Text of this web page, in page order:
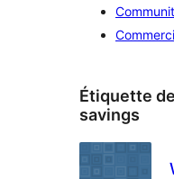
Étiquette
savings